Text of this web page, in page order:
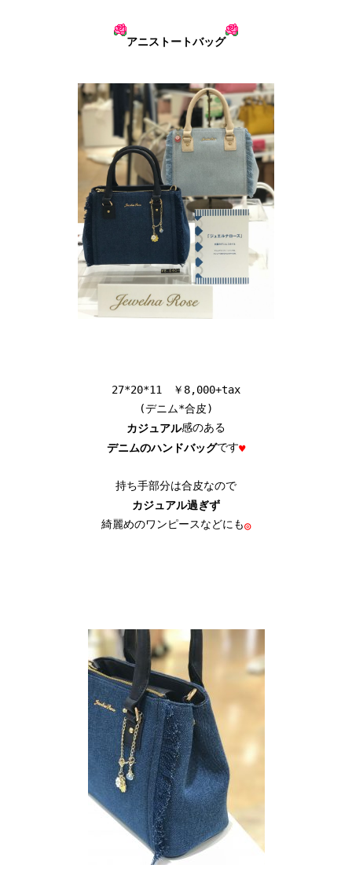
アニストートバッグ
27*20*11　￥8,000+tax
(デニム*合皮)
カジュアル
デニムのハンドバッグです♥
カジュアル過ぎず
綺麗めのワンピースなどにも◎